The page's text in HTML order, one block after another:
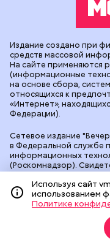
Сетевое издание
в Федеральной службе
информационных
(Роскомнадзор).
90524 от 09.12.2025.
"Вечерняя Москва".
Геннадьевич
Бумажный пр-д, д. 14,
.
Издание создано при
средств массовой
На сайте применяются
(информационные
на основе сбора,
относящихся к
«Интернет»,
Федерации).
Используя сайт
использованием
Политике